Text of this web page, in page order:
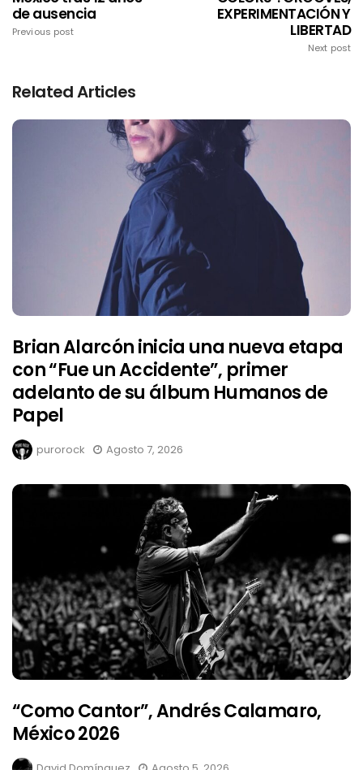
de ausencia
Previous post
EXPERIMENTACIÓN Y
LIBERTAD
Next post
Related Articles
Brian Alarcón inicia una nueva etapa
con “Fue un Accidente”, primer
adelanto de su álbum Humanos de
Papel
purorock Agosto 7, 2026
“Como Cantor”, Andrés Calamaro,
México 2026